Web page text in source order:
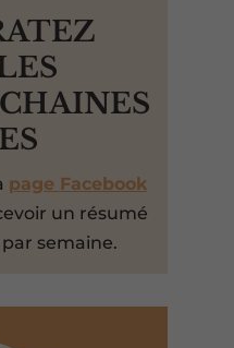
page Facebook
un résumé
semaine.